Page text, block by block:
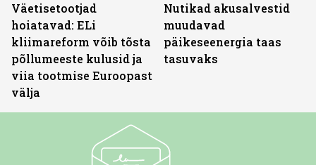
Väetisetootjad
hoiatavad: ELi
kliimareform võib tõsta
põllumeeste kulusid ja
viia tootmise Euroopast
välja
Nutikad akusalvestid
muudavad
päikeseenergia taas
tasuvaks